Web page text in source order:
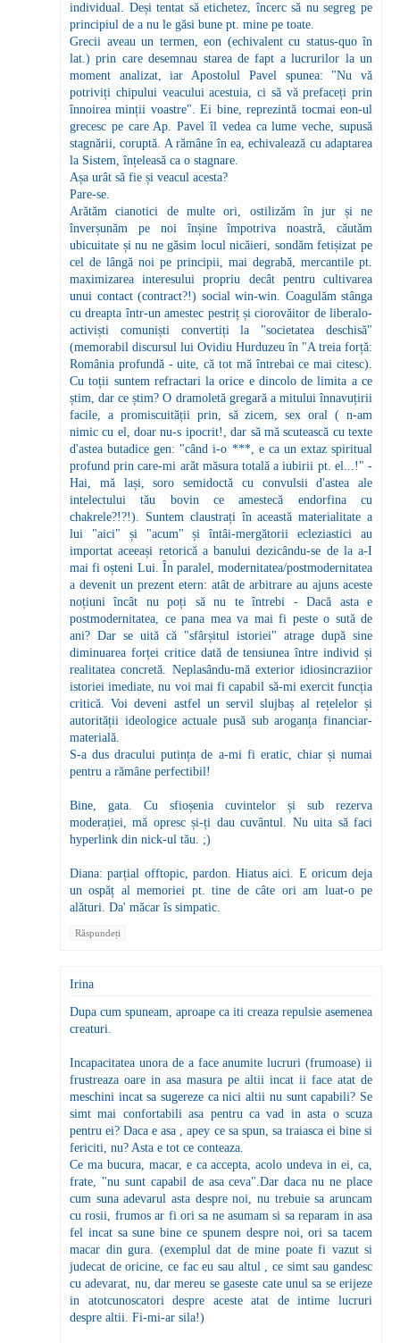
individual. Deși tentat să etichetez, încerc să nu segreg pe
principiul de a nu le găsi bune pt. mine pe toate.
Grecii aveau un termen, eon (echivalent cu status-quo în
lat.) prin care desemnau starea de fapt a lucrurilor la un
moment analizat, iar Apostolul Pavel spunea: "Nu vă
potriviți chipului veacului acestuia, ci să vă prefaceți prin
înnoirea minții voastre". Ei bine, reprezintă tocmai eon-ul
grecesc pe care Ap. Pavel îl vedea ca lume veche, supusă
stagnării, coruptă. A rămâne în ea, echivalează cu adaptarea
la Sistem, înțeleasă ca o stagnare.
Așa urât să fie și veacul acesta?
Pare-se.
Arătăm cianotici de multe ori, ostilizăm în jur și ne
înverșunăm pe noi înșine împotriva noastră, căutăm
ubicuitate și nu ne găsim locul nicăieri, sondăm fetișizat pe
cel de lângă noi pe principii, mai degrabă, mercantile pt.
maximizarea interesului propriu decât pentru cultivarea
unui contact (contract?!) social win-win. Coagulăm stânga
cu dreapta într-un amestec pestriț și ciorovăitor de liberalo-
activiști comuniști convertiți la "societatea deschisă"
(memorabil discursul lui Ovidiu Hurduzeu în "A treia forță:
România profundă - uite, că tot mă întrebai ce mai citesc).
Cu toții suntem refractari la orice e dincolo de limita a ce
știm, dar ce știm? O dramoletă gregară a mitului înnavuțirii
facile, a promiscuității prin, să zicem, sex oral ( n-am
nimic cu el, doar nu-s ipocrit!, dar să mă scutească cu texte
d'astea butadice gen: "când i-o ***, e ca un extaz spiritual
profund prin care-mi arăt măsura totală a iubirii pt. el...!" -
Hai, mă lași, soro semidoctă cu convulsii d'astea ale
intelectului tău bovin ce amestecă endorfina cu
chakrele?!?!). Suntem claustrați în această materialitate a
lui "aici" și "acum" și întâi-mergătorii ecleziastici au
importat aceeași retorică a banului dezicându-se de la a-I
mai fi oșteni Lui. În paralel, modernitatea/postmodernitatea
a devenit un prezent etern: atât de arbitrare au ajuns aceste
noțiuni încât nu poți să nu te întrebi - Dacă asta e
postmodernitatea, ce pana mea va mai fi peste o sută de
ani? Dar se uită că "sfârșitul istoriei" atrage după sine
diminuarea forței critice dată de tensiunea între individ și
realitatea concretă. Neplasându-mă exterior idiosincraziior
istoriei imediate, nu voi mai fi capabil să-mi exercit funcția
critică. Voi deveni astfel un servil slujbaș al rețelelor și
autorității ideologice actuale pusă sub aroganța financiar-
materială.
S-a dus dracului putința de a-mi fi eratic, chiar și numai
pentru a rămâne perfectibil!
Bine, gata. Cu sfioșenia cuvintelor și sub rezerva
moderației, mă opresc și-ți dau cuvântul. Nu uita să faci
hyperlink din nick-ul tău. ;)
Diana: parțial offtopic, pardon. Hiatus aici. E oricum deja
un ospăț al memoriei pt. tine de câte ori am luat-o pe
alături. Da' măcar îs simpatic.
Răspundeți
Irina
Dupa cum spuneam, aproape ca iti creaza repulsie asemenea
creaturi.
Incapacitatea unora de a face anumite lucruri (frumoase) ii
frustreaza oare in asa masura pe altii incat ii face atat de
meschini incat sa sugereze ca nici altii nu sunt capabili? Se
simt mai confortabili asa pentru ca vad in asta o scuza
pentru ei? Daca e asa , apey ce sa spun, sa traiasca ei bine si
fericiti, nu? Asta e tot ce conteaza.
Ce ma bucura, macar, e ca accepta, acolo undeva in ei, ca,
frate, "nu sunt capabil de asa ceva".Dar daca nu ne place
cum suna adevarul asta despre noi, nu trebuie sa aruncam
cu rosii, frumos ar fi ori sa ne asumam si sa reparam in asa
fel incat sa sune bine ce spunem despre noi, ori sa tacem
macar din gura. (exemplul dat de mine poate fi vazut si
judecat de oricine, ce fac eu sau altul , ce simt sau gandesc
cu adevarat, nu, dar mereu se gaseste cate unul sa se erijeze
in atotcunoscatori despre aceste atat de intime lucruri
despre altii. Fi-mi-ar sila!)